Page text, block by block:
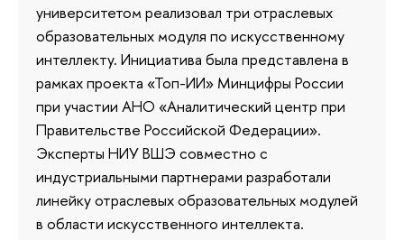
университетом реализовал три отраслевых
образовательных модуля по искусственному
интеллекту. Инициатива была представлена в
рамках проекта «Топ-ИИ» Минцифры России
при участии АНО «Аналитический центр при
Правительстве Российской Федерации».
Эксперты НИУ ВШЭ совместно с
индустриальными партнерами разработали
линейку отраслевых образовательных модулей
в области искусственного интеллекта.